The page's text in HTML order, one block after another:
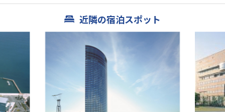
近隣の宿泊スポット